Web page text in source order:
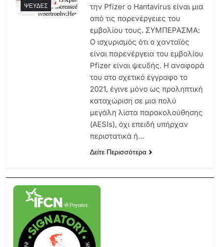
ΨΕΥΔΈΣ
την Pfizer ο Hantavirus είναι μια
από τις παρενέργειες του
εμβολίου τους. ΣΥΜΠΕΡΑΣΜΑ:
Ο ισχυρισμός ότι ο χανταϊός
είναι παρενέργεια του εμβολίου
Pfizer είναι ψευδής. Η αναφορά
του στο σχετικό έγγραφο το
2021, έγινε μόνο ως προληπτική
καταχώριση σε μια πολύ
μεγάλη λίστα παρακολούθησης
(AESIs), όχι επειδή υπήρχαν
περιστατικά ή…
Δείτε Περισσότερα